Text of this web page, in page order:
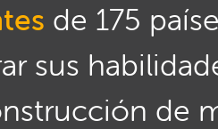
de 175
sus
de